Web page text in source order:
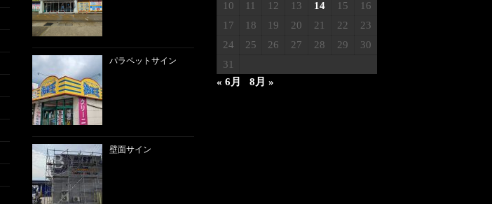
パラペットサイン
壁面サイン
10
11 12 13 14 15
16
17
18 19 20 21 22
23
24
25 26 27 28 29
30
31
« 6月
8月 »